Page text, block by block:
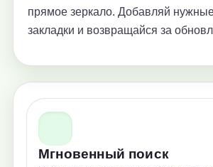
прямое зеркало. Добавляй
закладки и возвращайся за
Мгновенный поиск